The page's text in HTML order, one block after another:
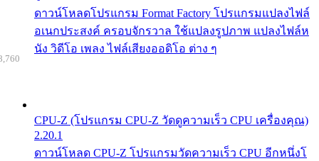
ดาวน์โหลดโปรแกรม Format Factory โปรแกรมแปลงไฟล์
อเนกประสงค์ ครอบจักรวาล ใช้แปลงรูปภาพ แปลงไฟล์ห
นัง วิดีโอ เพลง ไฟล์เสียงออดิโอ ต่าง ๆ
CPU-Z (โปรแกรม CPU-Z วัดดูความเร็ว CPU เครื่องคุณ)
2.20.1
ดาวน์โหลด CPU-Z โปรแกรมวัดความเร็ว CPU อีกหนึ่งโ